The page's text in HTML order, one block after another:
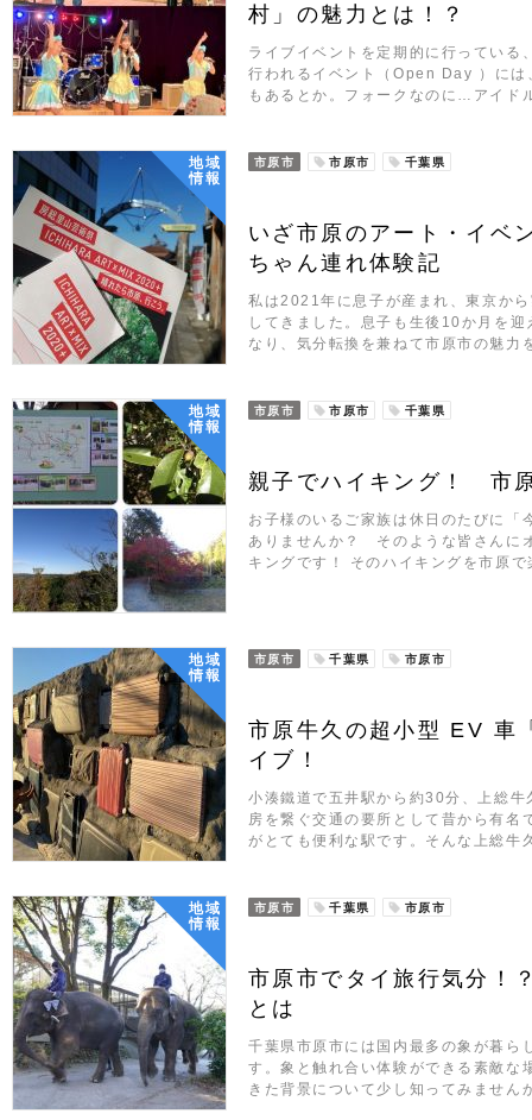
村」の魅力とは！？
ライブイベントを定期的に行っている
行われるイベント（Open Day ）には
もあるとか。フォークなのに…アイ
地域
情報
市原市 市原市 千葉県
いざ市原のアート・イ
ちゃん連れ体験記
私は2021年に息子が産まれ、東京か
してきました。息子も生後10か月を
なり、気分転換を兼ねて市原市の魅
地域
情報
市原市 市原市 千葉県
親子でハイキング！ 市
お子様のいるご家族は休日のたびに「
ありませんか？ そのような皆さんに
キングです！ そのハイキングを市原
地域
情報
市原市 千葉県 市原市
市原牛久の超小型 EV 車
イブ！
小湊鐵道で五井駅から約30分、上総
房を繋ぐ交通の要所として昔から有名
がとても便利な駅です。そんな上総
地域
情報
市原市 千葉県 市原市
市原市でタイ旅行気分
とは
千葉県市原市には国内最多の象が暮ら
す。象と触れ合い体験ができる素敵な
きた背景について少し知ってみませ